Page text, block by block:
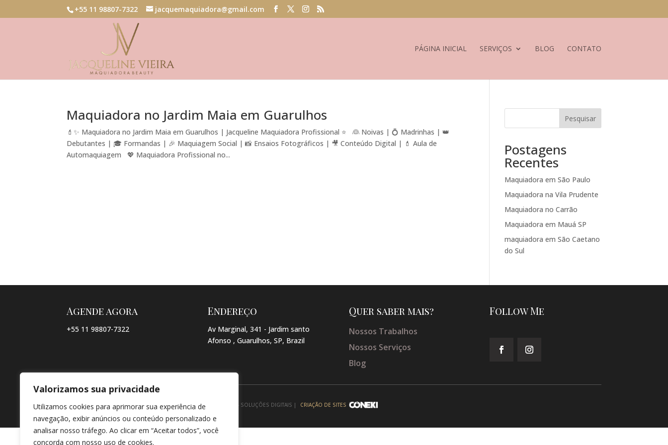
Valorizamos sua privacidade
Utilizamos cookies para aprimorar sua experiência de
navegação, exibir anúncios ou conteúdo personalizado e
analisar nosso tráfego. Ao clicar em “Aceitar todos”, você
concorda com nosso uso de cookies.
+55 11 98807-7322 jacquemaquiadora@gmail.com
PÁGINA INICIAL SERVIÇOS BLOG CONTATO
Maquiadora no Jardim Maia em Guarulhos
💄✨ Maquiadora no Jardim Maia em Guarulhos | Jacqueline Maquiadora Profissional ⭐ 👰 Noivas | 💍 Madrinhas | 👑
Debutantes | 🎓 Formandas | 🎉 Maquiagem Social | 📸 Ensaios Fotográficos | 🎥 Conteúdo Digital | 💄 Aula de
Automaquiagem 💖 Maquiadora Profissional no...
Pesquisar
Postagens
Recentes
Maquiadora em São Paulo
Maquiadora na Vila Prudente
Maquiadora no Carrão
Maquiadora em Mauá SP
maquiadora em São Caetano
do Sul
Agende agora
+55 11 98807-7322
Endereço
Av Marginal, 341 - Jardim santo
Afonso , Guarulhos, SP, Brazil
Quer saber mais?
Nossos Trabalhos
Nossos Serviços
Blog
Follow Me
© COPYRIGHT 2026 → JACQUELINE VIEIRA MAKEUP → POR: CONEKI - SOLUÇÕES DIGITAIS | CRIAÇÃO DE SITES